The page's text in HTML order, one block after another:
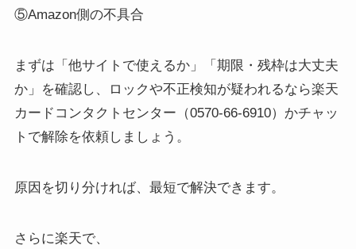
⑤Amazon側の不具合
まずは「他サイトで使えるか」「期限・残枠は大丈夫
か」を確認し、ロックや不正検知が疑われるなら楽天
カードコンタクトセンター（0570-66-6910）かチャッ
トで解除を依頼しましょう。
原因を切り分ければ、最短で解決できます。
さらに楽天で、